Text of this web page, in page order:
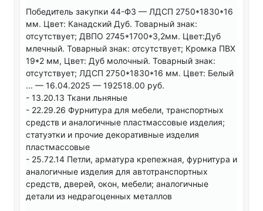
Победитель закупки 44-ФЗ — ЛДСП 2750*1830*16
мм. Цвет: Канадский Дуб. Товарный знак:
отсутствует; ДВПО 2745*1700*3,2мм. Цвет:Дуб
млечный. Товарный знак: отсутствует; Кромка ПВХ
19*2 мм, Цвет: Дуб молочный. Товарный знак:
отсутствует; ЛДСП 2750*1830*16 мм. Цвет: Белый
... — 16.04.2025 — 192518.00 руб.
- 13.20.13 Ткани льняные
- 22.29.26 Фурнитура для мебели, транспортных
средств и аналогичные пластмассовые изделия;
статуэтки и прочие декоративные изделия
пластмассовые
- 25.72.14 Петли, арматура крепежная, фурнитура и
аналогичные изделия для автотранспортных
средств, дверей, окон, мебели; аналогичные
детали из недрагоценных металлов